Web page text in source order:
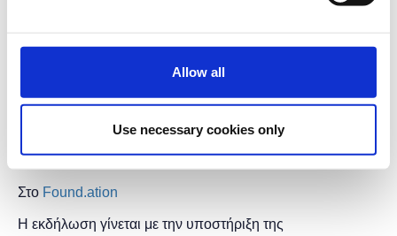
Allow all
Use necessary cookies only
* Εισαγωγή assets (εικόνες, 3D μοντέλα, ήχοι) για τη
* Design ενός level για ένα παιχνίδι
Τα μαθήματα γίνονται μόνο με φυσική παρουσία.
Διάρκεια προγράμματος: 2 ώρες.
Στο Found.ation
Η εκδήλωση γίνεται με την υποστήριξη της